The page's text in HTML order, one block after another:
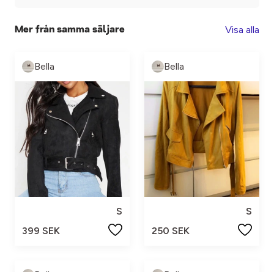
Mer från samma säljare Visa alla
Bella
S
399 SEK
Bella
S
250 SEK